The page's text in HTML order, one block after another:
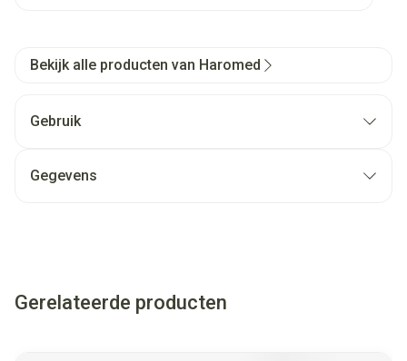
Bekijk alle producten van Haromed
Gebruik
Gegevens
Gerelateerde producten